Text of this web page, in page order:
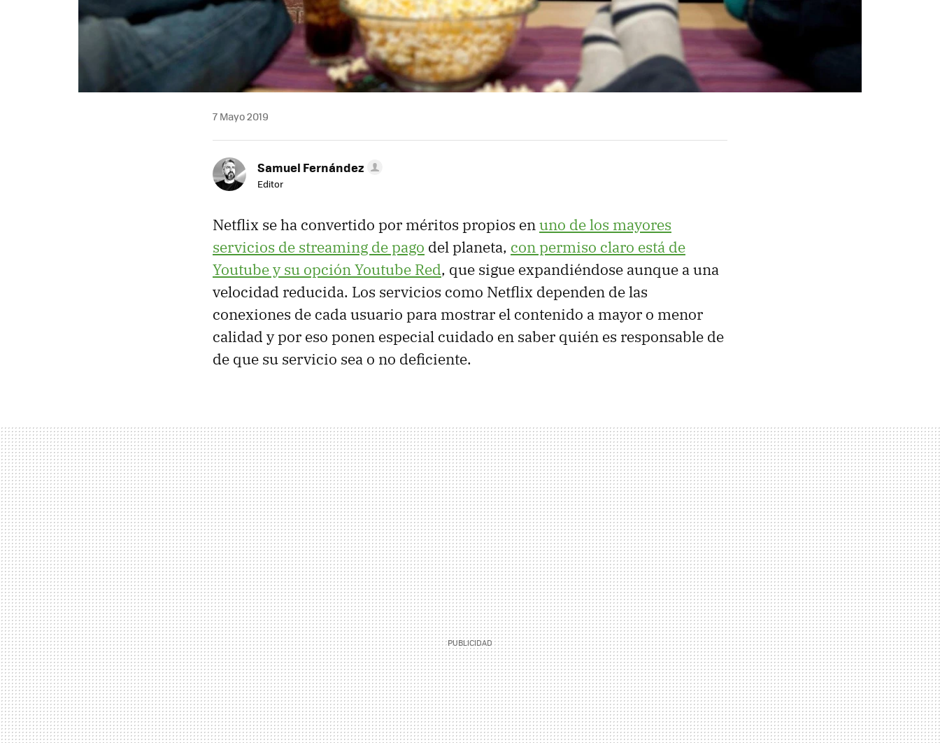
7 Mayo 2019
Samuel Fernández
Editor
Netflix se ha convertido por méritos propios enuno de los mayores
servicios de streaming de pago del planeta, con permiso claro está de
Youtube y su opción Youtube Red, que sigue expandiéndose aunque a una
velocidad reducida. Los servicios como Netflix dependen de las
conexiones de cada usuario para mostrar el contenido a mayor o menor
calidad y por eso ponen especial cuidado en saber quién es responsable de
de que su servicio sea o no deficiente.